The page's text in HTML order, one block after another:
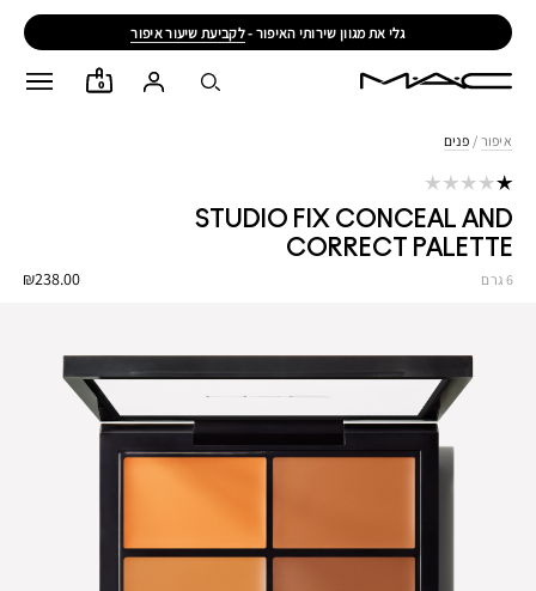
גלי את מגוון שירותי האיפור -לקביעת שיעור איפור
0
איפור / פנים
STUDIO FIX CONCEAL AND
CORRECT PALETTE
₪238.00 6 גרם